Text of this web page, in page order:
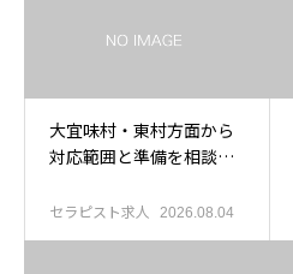
大宜味村・東村方面から
対応範囲と準備を相談し
セラピスト求人 2026.08.04